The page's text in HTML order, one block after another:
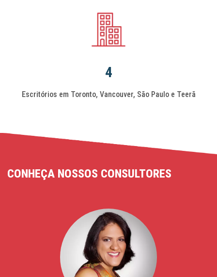
4
Escritórios em Toronto, Vancouver, São Paulo e Teerã
CONHEÇA NOSSOS CONSULTORES